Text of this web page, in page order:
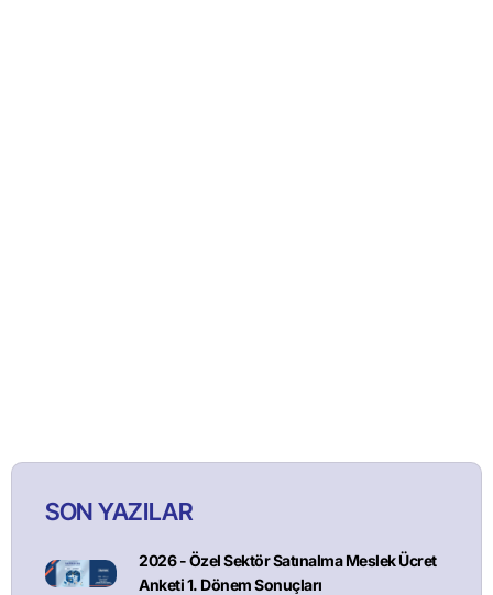
SON YAZILAR
2026 - Özel Sektör Satınalma Meslek Ücret
Anketi 1. Dönem Sonuçları